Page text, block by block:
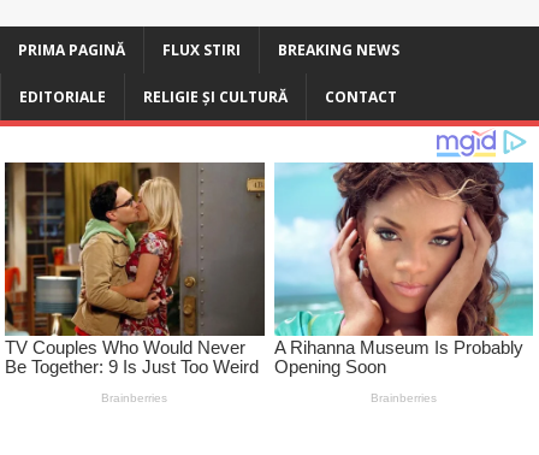
PRIMA PAGINĂ FLUX STIRI BREAKING NEWS
EDITORIALE RELIGIE ȘI CULTURĂ CONTACT